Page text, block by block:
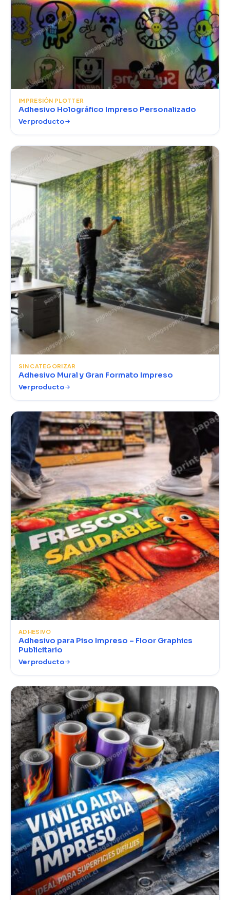
IMPRESIÓN PLOTTER
Adhesivo Holográfico Impreso Personalizado
Ver producto
SIN CATEGORIZAR
Adhesivo Mural y Gran Formato Impreso
Ver producto
ADHESIVO
Adhesivo para Piso Impreso – Floor Graphics
Publicitario
Ver producto